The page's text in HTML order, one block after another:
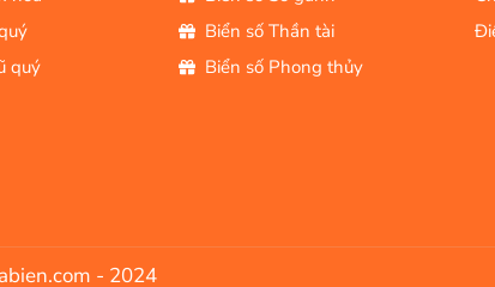
quý
Biển số Thần tài
Biển số Phong thủy
- 2024